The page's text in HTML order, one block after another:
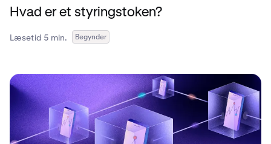
Hvad er et styringstoken?
Læsetid 5 min. Begynder